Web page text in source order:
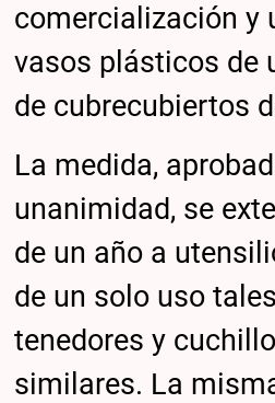
comercialización y
vasos plásticos de
de cubrecubiertos
La medida,
unanimidad, se
de un año a
de un solo uso
tenedores y
similares. La